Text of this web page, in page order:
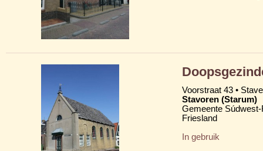
Voorstraat 43 •
Stavoren (Starum)
Gemeente
Friesland
In gebruik